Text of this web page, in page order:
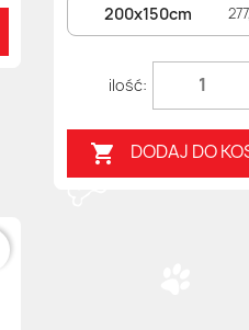
200x150cm
 DODAJ DO